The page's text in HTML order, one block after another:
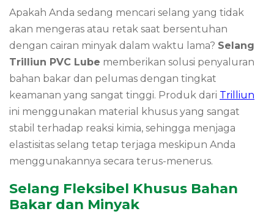
Apakah Anda sedang mencari selang yang tidak
akan mengeras atau retak saat bersentuhan
dengan cairan minyak dalam waktu lama? Selang
Trilliun PVC Lube memberikan solusi penyaluran
bahan bakar dan pelumas dengan tingkat
keamanan yang sangat tinggi. Produk dari Trilliun
ini menggunakan material khusus yang sangat
stabil terhadap reaksi kimia, sehingga menjaga
elastisitas selang tetap terjaga meskipun Anda
menggunakannya secara terus-menerus.
Selang Fleksibel Khusus Bahan
Bakar dan Minyak